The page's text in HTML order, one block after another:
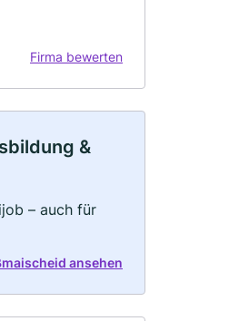
Firma bewerten
&
– auch für
ansehen